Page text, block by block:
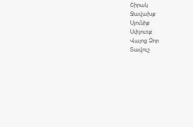
Շիրակ
Ջավախք
Սյունիք
Սփյուռք
Վայոց Ձոր
Տավուշ